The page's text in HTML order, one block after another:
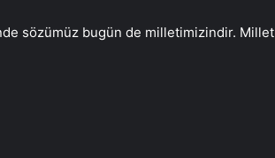
sözümüz bugün de milletimizindir. Millet